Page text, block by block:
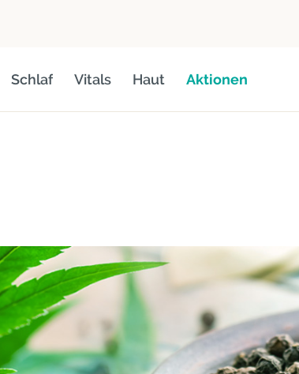
Schlaf Vitals Haut Aktionen